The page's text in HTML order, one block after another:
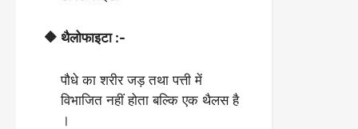
🔶 थैलोफाइटा :-
पौधे का शरीर जड़ तथा पत्ती में
विभाजित नहीं होता बल्कि एक थैलस है
।